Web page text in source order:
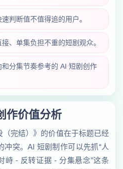
判断值不值得追的用户。
、单集负担不重的短剧观众。
分集节奏参考的 AI 短剧创作
作价值分析
（完结）》的价值在于标题已经
突。AI 短剧制作可以先抓“人
峙 - 反转证据 - 分集悬念”这条